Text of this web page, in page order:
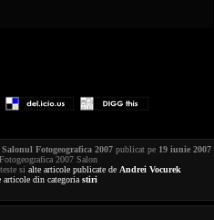
Fotogeografica 2007publicat pe 19 iunie 2007
2007 Salon
si alte articole publicate de Andrei Vocurek
articole din categoria stiri